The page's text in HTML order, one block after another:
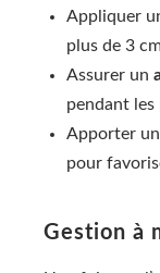
Appliquer
plus de 3
Assurer un
pendant les
Apporter un
pour
Gestion à